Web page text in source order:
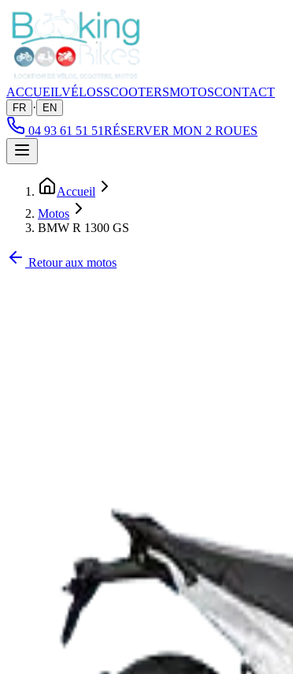
ACCUEILVÉLOSSCOOTERSMOTOSCONTACT
FR · EN
04 93 61 51 51RÉSERVER MON 2 ROUES
Accueil
Motos
BMW R 1300 GS
Retour aux motos